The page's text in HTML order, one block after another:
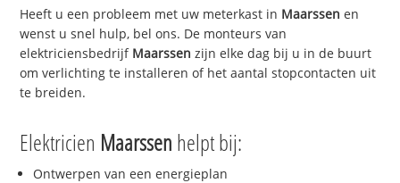
Heeft u een probleem met uw meterkast in Maarssen en
wenst u snel hulp, bel ons. De monteurs van
elektriciensbedrijf Maarssen zijn elke dag bij u in de buurt
om verlichting te installeren of het aantal stopcontacten uit
te breiden.
Elektricien Maarssen helpt bij:
Ontwerpen van een energieplan